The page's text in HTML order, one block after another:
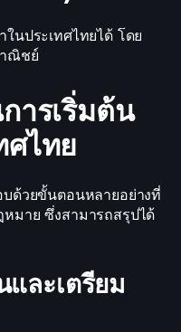
นประเทศไทยได้ โดย
ณิชย์
ารเริ่มต้น
ศไทย
บด้วยขั้นตอนหลายอย่างที่
หมาย ซึ่งสามารถสรุปได้
ละเตรียม